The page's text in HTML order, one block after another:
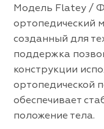
Модель Flatey /
ортопедический
созданный для
поддержка
конструкции
ортопедической
обеспечивает
положение тела.